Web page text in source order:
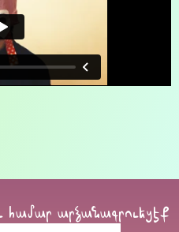
համար արձանագրուեցէք